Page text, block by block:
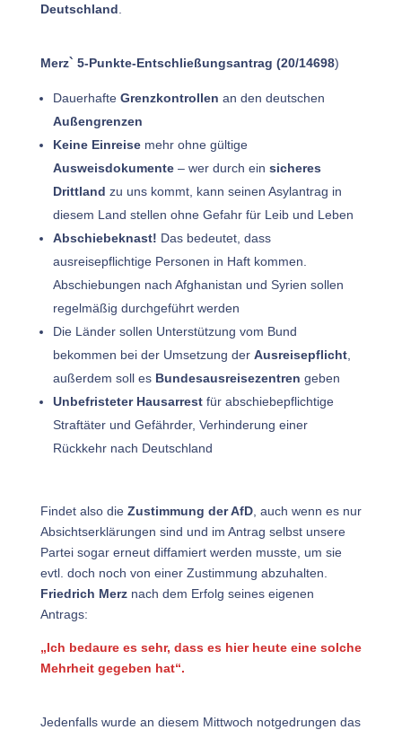
Deutschland
Merz` 5-Punkte-Entschließungsantrag (20/14698)
Dauerhafte Grenzkontrollen an den deutschen
Außengrenzen
Keine Einreisemehr ohne gültige
Ausweisdokumente– wer durch ein sicheres
Drittland zu uns kommt, kann seinen Asylantrag in
diesem Land stellen ohne Gefahr für Leib und Leben
Abschiebeknast! Das bedeutet, dass
ausreisepflichtige Personen in Haft kommen.
Abschiebungen nach Afghanistan und Syrien sollen
regelmäßig durchgeführt werden
Die Länder sollen Unterstützung vom Bund
bekommen bei der Umsetzung der Ausreisepflicht,
außerdem soll es Bundesausreisezentren geben
Unbefristeter Hausarrestfür abschiebepflichtige
Straftäter und Gefährder, Verhinderung einer
Rückkehr nach Deutschland
Findet also die Zustimmung der AfD, auch wenn es nur
Absichtserklärungen sind und im Antrag selbst unsere
Partei sogar erneut diffamiert werden musste, um sie
evtl. doch noch von einer Zustimmung abzuhalten.
Friedrich Merz nach dem Erfolg seines eigenen
Antrags:
„Ich bedaure es sehr, dass es hier heute eine solche
Mehrheit gegeben hat“.
Jedenfalls wurde an diesem Mittwoch notgedrungen das